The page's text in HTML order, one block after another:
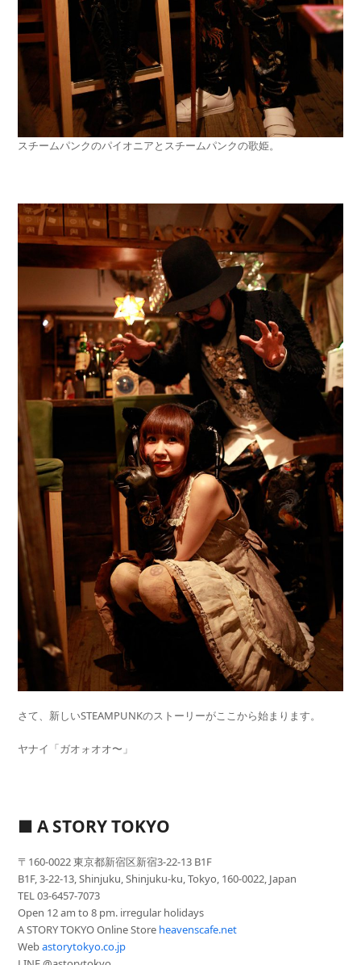
スチームパンクのパイオニアとスチームパンクの歌姫。
さて、新しいSTEAMPUNKのストーリーがここから始まります。
ヤナイ「ガオォオオ〜」
■ A STORY TOKYO
〒160-0022 東京都新宿区新宿3-22-13 B1F
B1F, 3-22-13, Shinjuku, Shinjuku-ku, Tokyo, 160-0022, Japan
TEL 03-6457-7073
Open 12 am to 8 pm. irregular holidays
A STORY TOKYO Online Store heavenscafe.net
Webastorytokyo.co.jp